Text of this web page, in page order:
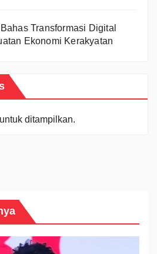
Transformasi Digital
Ekonomi Kerakyatan
ditampilkan.